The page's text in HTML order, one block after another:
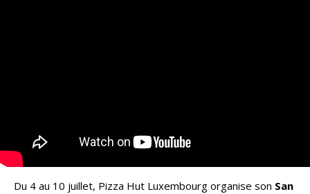
Du 4 au 10 juillet, Pizza Hut Luxembourg organise son San